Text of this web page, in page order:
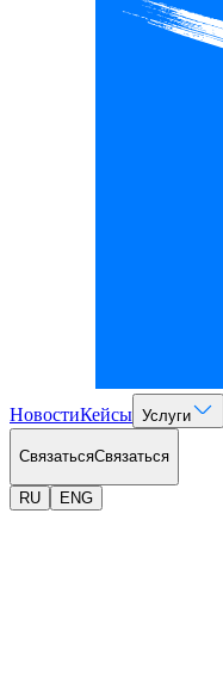
НовостиКейсы Услуги
СвязатьсяСвязаться
RU ENG